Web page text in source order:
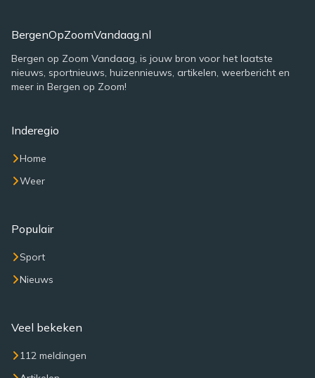
BergenOpZoomVandaag.nl
Bergen op Zoom Vandaag, is jouw bron voor het laatste
nieuws, sportnieuws, huizennieuws, artikelen, weerbericht en
meer in Bergen op Zoom!
Inderegio
Home
Weer
Populair
Sport
Nieuws
Veel bekeken
112 meldingen